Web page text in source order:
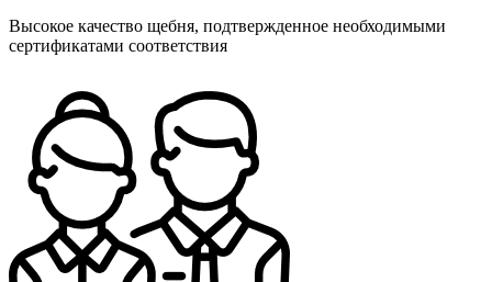
Высокое качество щебня, подтвержденное необходимыми
сертификатами соответствия